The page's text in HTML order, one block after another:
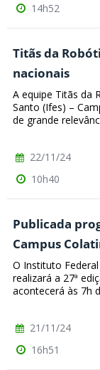
14h52
Titãs da
nacionais
A equipe Titãs da
Santo (Ifes) –
de grande
22/11/24
10h40
Publicada
Campus
O Instituto
realizará a 27ª
acontecerá às 7h
21/11/24
16h51